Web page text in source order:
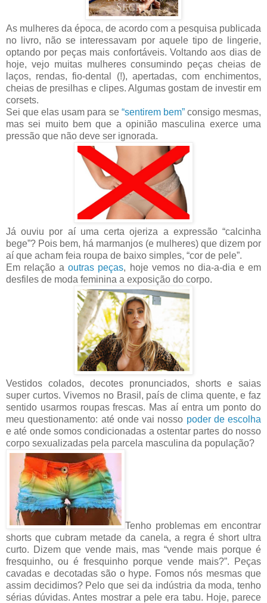
As mulheres da época, de acordo com a pesquisa publicada
no livro, não se interessavam por aquele tipo de lingerie,
optando por peças mais confortáveis. Voltando aos dias de
hoje, vejo muitas mulheres consumindo peças cheias de
laços, rendas, fio-dental (!), apertadas, com enchimentos,
cheias de presilhas e clipes. Algumas gostam de investir em
corsets.
Sei que elas usam para se “sentirem bem”consigo mesmas,
mas sei muito bem que a opinião masculina exerce uma
pressão que não deve ser ignorada.
Já ouviu por aí uma certa ojeriza a expressão “calcinha
bege”? Pois bem, há marmanjos (e mulheres) que dizem por
aí que acham feia roupa de baixo simples, “cor de pele”.
Em relação aoutras peças, hoje vemos no dia-a-dia e em
desfiles de moda feminina a exposição do corpo.
Vestidos colados, decotes pronunciados, shorts e saias
super curtos. Vivemos no Brasil, país de clima quente, e faz
sentido usarmos roupas frescas. Mas aí entra um ponto do
meu questionamento: até onde vai nosso poder de escolha
e até onde somos condicionadas a ostentar partes do nosso
corpo sexualizadas pela parcela masculina da população?
Tenho problemas em encontrar
shorts que cubram metade da canela, a regra é short ultra
curto. Dizem que vende mais, mas “vende mais porque é
fresquinho, ou é fresquinho porque vende mais?”. Peças
cavadas e decotadas são o hype. Fomos nós mesmas que
assim decidimos? Pelo que sei da indústria da moda, tenho
sérias dúvidas. Antes mostrar a pele era tabu. Hoje, parece